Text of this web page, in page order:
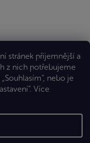
stránek příjemnější a
z nich potřebujeme
nebo je
Více
Premium